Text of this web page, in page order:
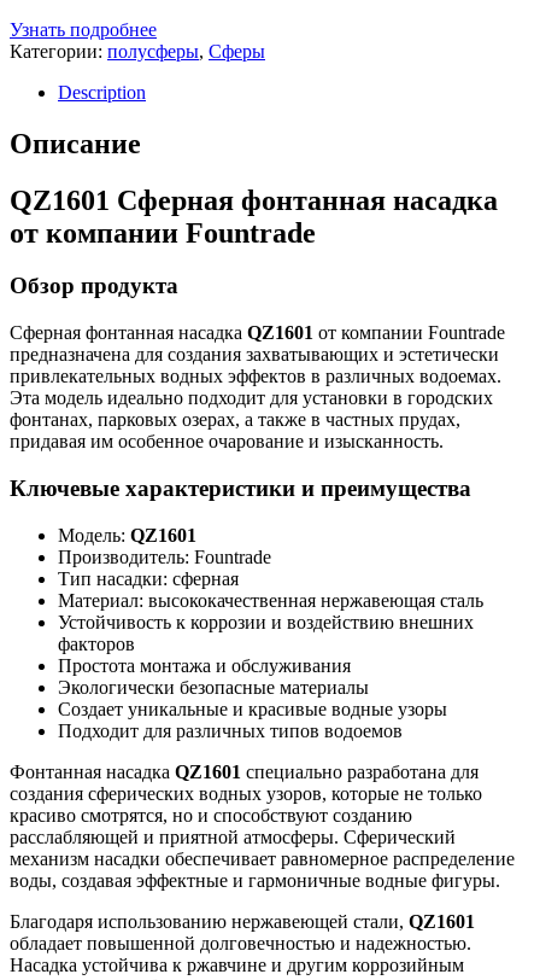
Узнать подробнее
Категории: полусферы, Сферы
Description
Описание
QZ1601 Сферная фонтанная насадка
от компании Fountrade
Обзор продукта
Сферная фонтанная насадка QZ1601 от компании Fountrade
предназначена для создания захватывающих и эстетически
привлекательных водных эффектов в различных водоемах.
Эта модель идеально подходит для установки в городских
фонтанах, парковых озерах, а также в частных прудах,
придавая им особенное очарование и изысканность.
Ключевые характеристики и преимущества
Модель: QZ1601
Производитель: Fountrade
Тип насадки: сферная
Материал: высококачественная нержавеющая сталь
Устойчивость к коррозии и воздействию внешних
факторов
Простота монтажа и обслуживания
Экологически безопасные материалы
Создает уникальные и красивые водные узоры
Подходит для различных типов водоемов
Фонтанная насадка QZ1601 специально разработана для
создания сферических водных узоров, которые не только
красиво смотрятся, но и способствуют созданию
расслабляющей и приятной атмосферы. Сферический
механизм насадки обеспечивает равномерное распределение
воды, создавая эффектные и гармоничные водные фигуры.
Благодаря использованию нержавеющей стали, QZ1601
обладает повышенной долговечностью и надежностью.
Насадка устойчива к ржавчине и другим коррозийным